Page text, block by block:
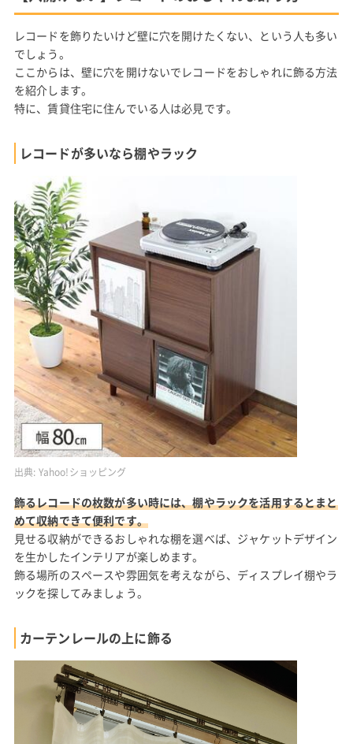
レコードを飾りたいけど壁に穴を開けたくない、という人も多い
でしょう。
ここからは、壁に穴を開けないでレコードをおしゃれに飾る方法
を紹介します。
特に、賃貸住宅に住んでいる人は必見です。
レコードが多いなら棚やラック
出典: Yahoo!ショッピング
飾るレコードの枚数が多い時には、棚やラックを活用するとまと
めて収納できて便利です。
見せる収納ができるおしゃれな棚を選べば、ジャケットデザイン
を生かしたインテリアが楽しめます。
飾る場所のスペースや雰囲気を考えながら、ディスプレイ棚やラ
ックを探してみましょう。
カーテンレールの上に飾る